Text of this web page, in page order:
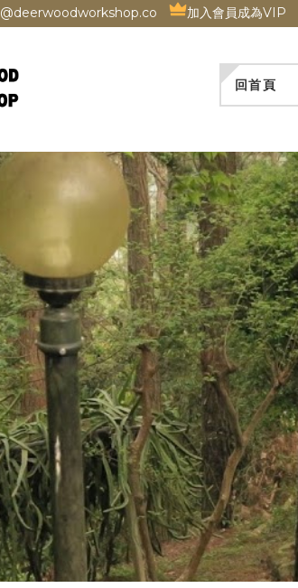
@deerwoodworkshop.co 加入會員成為VIP
回首頁